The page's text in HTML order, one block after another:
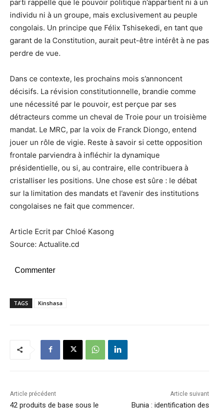
parti rappelle que le pouvoir politique n’appartient ni à un
individu ni à un groupe, mais exclusivement au peuple
congolais. Un principe que Félix Tshisekedi, en tant que
garant de la Constitution, aurait peut-être intérêt à ne pas
perdre de vue.
Dans ce contexte, les prochains mois s’annoncent
décisifs. La révision constitutionnelle, brandie comme
une nécessité par le pouvoir, est perçue par ses
détracteurs comme un cheval de Troie pour un troisième
mandat. Le MRC, par la voix de Franck Diongo, entend
jouer un rôle de vigie. Reste à savoir si cette opposition
frontale parviendra à infléchir la dynamique
présidentielle, ou si, au contraire, elle contribuera à
cristalliser les positions. Une chose est sûre : le débat
sur la limitation des mandats et l’avenir des institutions
congolaises ne fait que commencer.
Article Ecrit par Chloé Kasong
Source: Actualite.cd
Commenter
TAGS Kinshasa
Article précédent
42 produits de base sous le
Article suivant
Bunia : identification des